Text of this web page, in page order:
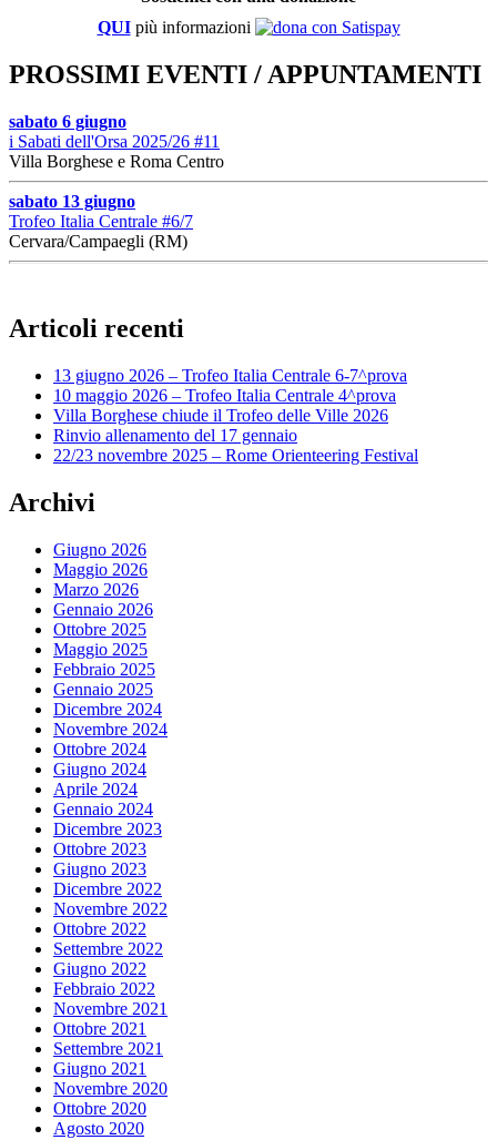
QUIpiù informazioni
PROSSIMI EVENTI / APPUNTAMENTI
sabato 6 giugno
i Sabati dell'Orsa 2025/26 #11
Villa Borghese e Roma Centro
sabato 13 giugno
Trofeo Italia Centrale #6/7
Cervara/Campaegli (RM)
Articoli recenti
13 giugno 2026 – Trofeo Italia Centrale 6-7^prova
10 maggio 2026 – Trofeo Italia Centrale 4^prova
Villa Borghese chiude il Trofeo delle Ville 2026
Rinvio allenamento del 17 gennaio
22/23 novembre 2025 – Rome Orienteering Festival
Archivi
Giugno 2026
Maggio 2026
Marzo 2026
Gennaio 2026
Ottobre 2025
Maggio 2025
Febbraio 2025
Gennaio 2025
Dicembre 2024
Novembre 2024
Ottobre 2024
Giugno 2024
Aprile 2024
Gennaio 2024
Dicembre 2023
Ottobre 2023
Giugno 2023
Dicembre 2022
Novembre 2022
Ottobre 2022
Settembre 2022
Giugno 2022
Febbraio 2022
Novembre 2021
Ottobre 2021
Settembre 2021
Giugno 2021
Novembre 2020
Ottobre 2020
Agosto 2020